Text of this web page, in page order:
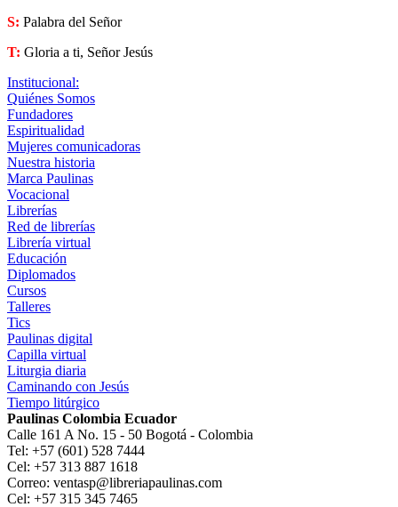
S: Palabra del Señor
T: Gloria a ti, Señor Jesús
Institucional:
Quiénes Somos
Fundadores
Espiritualidad
Mujeres comunicadoras
Nuestra historia
Marca Paulinas
Vocacional
Librerías
Red de librerías
Librería virtual
Educación
Diplomados
Cursos
Talleres
Tics
Paulinas digital
Capilla virtual
Liturgia diaria
Caminando con Jesús
Tiempo litúrgico
Paulinas Colombia Ecuador
Calle 161 A No. 15 - 50 Bogotá - Colombia
Tel: +57 (601) 528 7444
Cel: +57 313 887 1618
Correo: ventasp@libreriapaulinas.com
Cel: +57 315 345 7465